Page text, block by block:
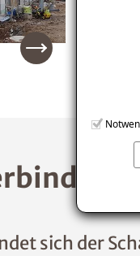
sich der